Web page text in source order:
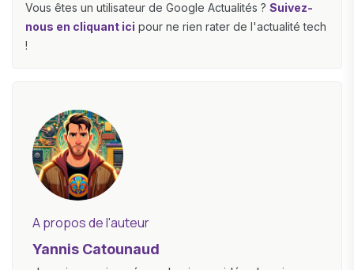
Vous êtes un utilisateur de Google Actualités ? Suivez-
nous en cliquant ici pour ne rien rater de l'actualité tech
!
A propos de l'auteur
Yannis Catounaud